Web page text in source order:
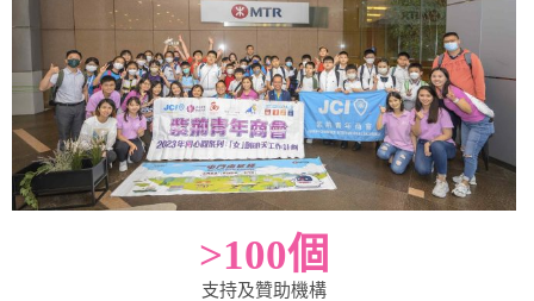
>100個
支持及贊助機構